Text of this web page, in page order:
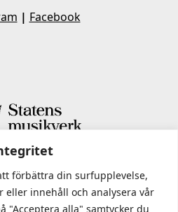
förbättra din surfupplevelse,
eller innehåll och analysera vår
"Acceptera alla" samtycker du
| Facebook
MUSIKVERK INGÅR